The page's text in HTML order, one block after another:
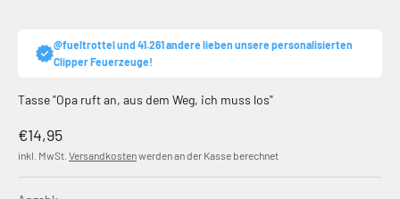
@fueltrottel und 41.261 andere lieben unsere personalisierten
Clipper Feuerzeuge!
Tasse "Opa ruft an, aus dem Weg, ich muss los"
Angebot
€14,95
inkl. MwSt. Versandkostenwerden an der Kasse berechnet